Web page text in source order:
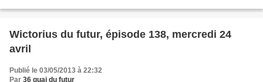
Wictorius du futur, épisode 138, mercredi 24
avril
Publié le 03/05/2013 à 22:32
Par 36 quai du futur